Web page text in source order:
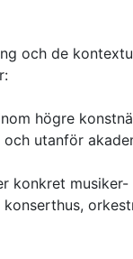
och de
högre
utanför
konkret musiker-